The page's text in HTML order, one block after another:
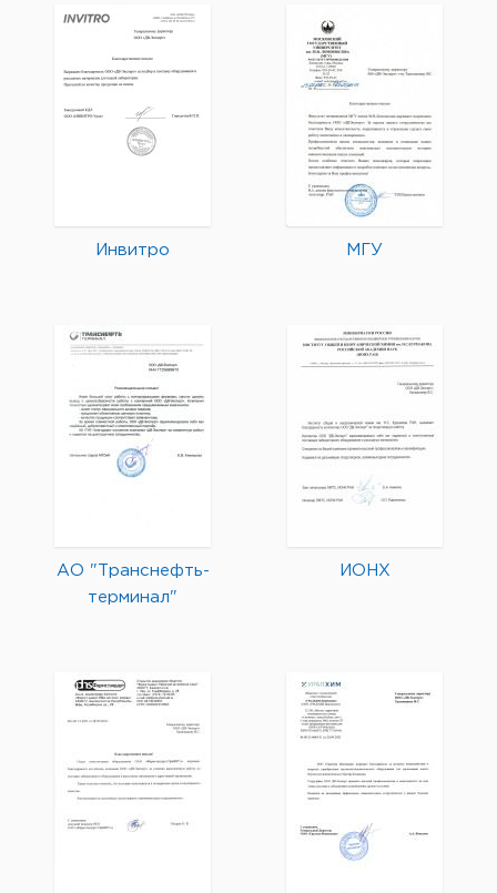
Инвитро МГУ
АО "Транснефть-
терминал"
ИОНХ